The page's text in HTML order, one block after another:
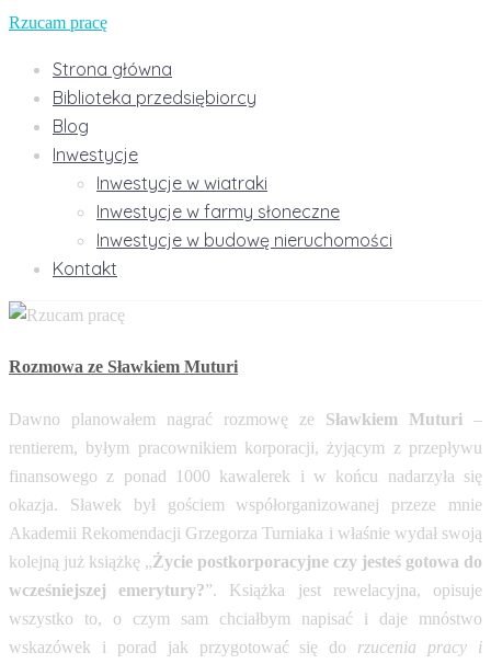
Rzucam pracę
Strona główna
Biblioteka przedsiębiorcy
Blog
Inwestycje
Inwestycje w wiatraki
Inwestycje w farmy słoneczne
Inwestycje w budowę nieruchomości
Kontakt
Rozmowa ze Sławkiem Muturi
Dawno planowałem nagrać rozmowę ze Sławkiem Muturi –
rentierem, byłym pracownikiem korporacji, żyjącym z przepływu
finansowego z ponad 1000 kawalerek i w końcu nadarzyła się
okazja. Sławek był gościem współorganizowanej przeze mnie
Akademii Rekomendacji Grzegorza Turniaka i właśnie wydał swoją
kolejną już książkę „Życie postkorporacyjne czy jesteś gotowa do
wcześniejszej emerytury?”. Książka jest rewelacyjna, opisuje
wszystko to, o czym sam chciałbym napisać i daje mnóstwo
wskazówek i porad jak przygotować się do rzucenia pracy i